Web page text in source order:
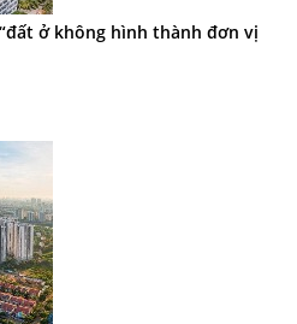
ở không hình thành đơn vị